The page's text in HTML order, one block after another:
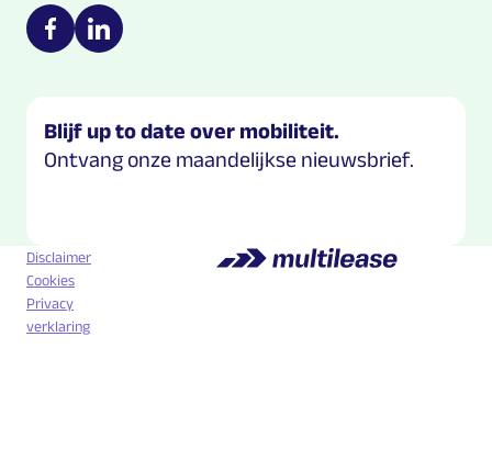
Multilease on social media
https://nl-nl.facebook.com/Multilease/
https://www.linkedin.com/company/multilease
Blijf up to date over mobiliteit.
Ontvang onze maandelijkse nieuwsbrief.
Disclaimer
Cookies
Privacy
verklaring